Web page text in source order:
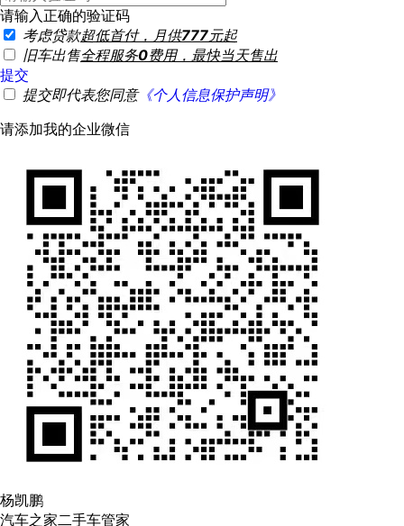
请输入正确的验证码
考虑贷款超低首付，月供777元起
旧车出售全程服务0费用，最快当天售出
提交
提交即代表您同意《个人信息保护声明》
请添加我的企业微信
杨凯鹏
汽车之家二手车管家